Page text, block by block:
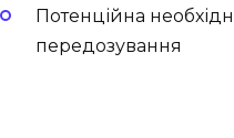
Потенційна
передозування